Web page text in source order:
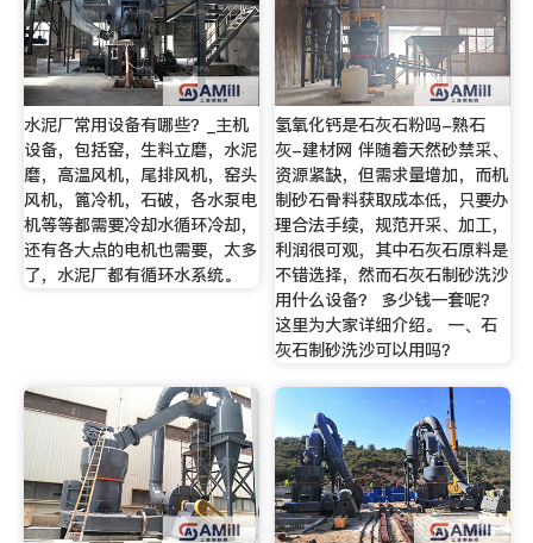
水泥厂常用设备有哪些？_主机
设备，包括窑，生料立磨，水泥
磨，高温风机，尾排风机，窑头
风机，篦冷机，石破，各水泵电
机等等都需要冷却水循环冷却，
还有各大点的电机也需要，太多
了，水泥厂都有循环水系统。
氢氧化钙是石灰石粉吗-熟石
灰-建材网 伴随着天然砂禁采、
资源紧缺，但需求量增加，而机
制砂石骨料获取成本低，只要办
理合法手续，规范开采、加工，
利润很可观，其中石灰石原料是
不错选择，然而石灰石制砂洗沙
用什么设备？ 多少钱一套呢？
这里为大家详细介绍。 一、石
灰石制砂洗沙可以用吗？